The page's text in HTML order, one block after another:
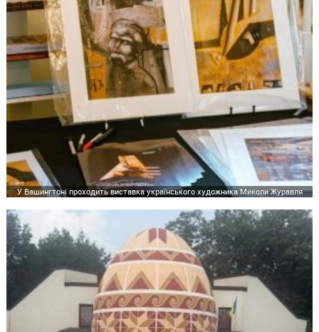
У Вашингтоні проходить виставка українського художника Миколи Журавля